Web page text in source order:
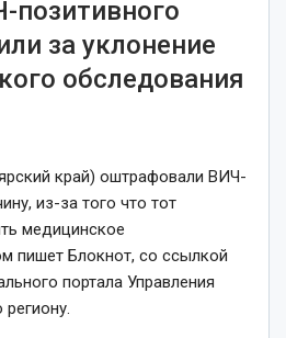
позитивного
за уклонение
обследования
край) оштрафовали ВИЧ-
из-за того что тот
медицинское
пишет Блокнот, со ссылкой
портала Управления